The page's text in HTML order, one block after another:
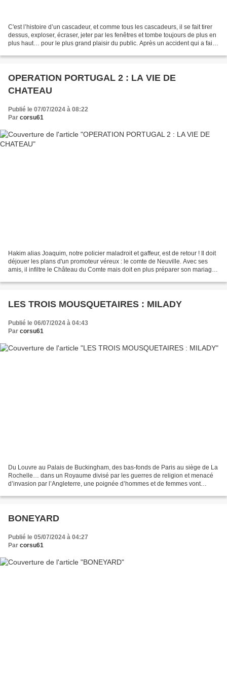
C'est l’histoire d’un cascadeur, et comme tous les cascadeurs, il se fait tirer
dessus, exploser, écraser, jeter par les fenêtres et tombe toujours de plus en
plus haut… pour le plus grand plaisir du public. Après un accident qui a failli
OPERATION PORTUGAL 2 : LA VIE DE
CHATEAU
Publié le 07/07/2024 à 08:22
Par corsu61
Hakim alias Joaquim, notre policier maladroit et gaffeur, est de retour ! Il doit
déjouer les plans d'un promoteur véreux : le comte de Neuville. Avec ses
amis, il infiltre le Château du Comte mais doit en plus préparer son mariage
LES TROIS MOUSQUETAIRES : MILADY
Publié le 06/07/2024 à 04:43
Par corsu61
Du Louvre au Palais de Buckingham, des bas-fonds de Paris au siège de La
Rochelle… dans un Royaume divisé par les guerres de religion et menacé
d’invasion par l’Angleterre, une poignée d’hommes et de femmes vont
BONEYARD
Publié le 05/07/2024 à 04:27
Par corsu61